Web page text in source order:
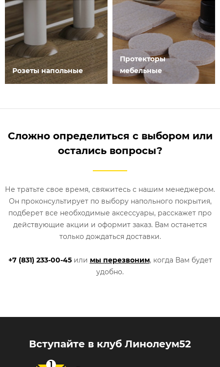
Розеты напольные
Протекторы
мебельные
Сложно определиться с выбором или
остались вопросы?
Не тратьте свое время, свяжитесь с нашим менеджером.
Он проконсультирует по выбору напольного покрытия,
подберет все необходимые аксессуары, расскажет про
действующие акции и оформит заказ. Вам останется
только дождаться доставки.
+7 (831) 233-00-45или мы перезвоним, когда Вам будет
удобно.
Вступайте в клуб Линолеум52